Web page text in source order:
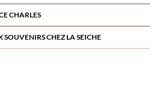
CHARLES
CHEZ LA SEICHE